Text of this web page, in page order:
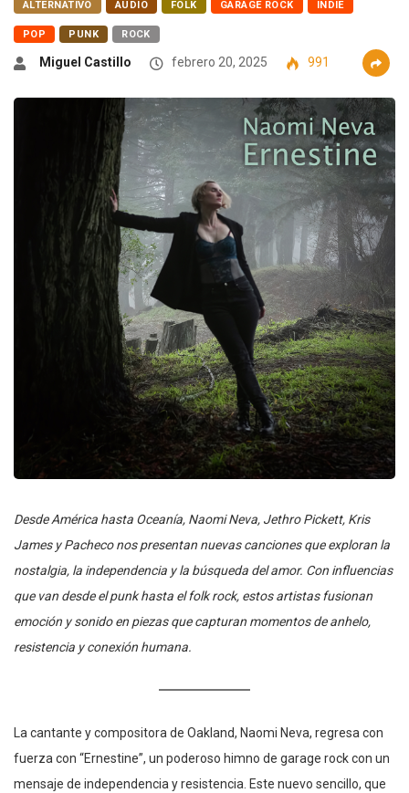
ALTERNATIVO AUDIO FOLK GARAGE ROCK INDIE
POP PUNK ROCK
Miguel Castillo febrero 20, 2025 991
Desde América hasta Oceanía, Naomi Neva, Jethro Pickett, Kris
James y Pacheco nos presentan nuevas canciones que exploran la
nostalgia, la independencia y la búsqueda del amor. Con influencias
que van desde el punk hasta el folk rock, estos artistas fusionan
emoción y sonido en piezas que capturan momentos de anhelo,
resistencia y conexión humana.
La cantante y compositora de Oakland, Naomi Neva, regresa con
fuerza con “Ernestine”, un poderoso himno de garage rock con un
mensaje de independencia y resistencia. Este nuevo sencillo, que